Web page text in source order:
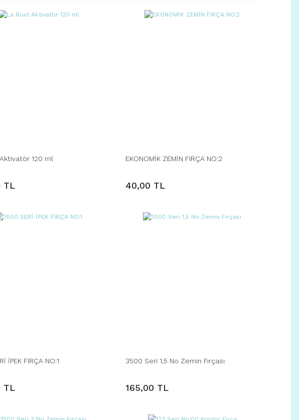
120 ml
TL
EKONOMİK ZEMİN FIRÇA NO:2
40,00 TL
İPEK FIRÇA NO:1
TL
3500 Seri 1,5 No Zemin Fırçası
165,00 TL